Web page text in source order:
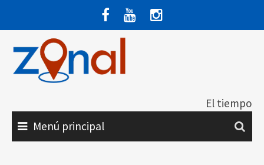
contenido
El tiempo
Menú principal